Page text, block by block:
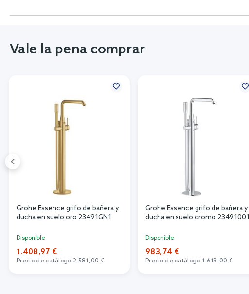
Vale la pena comprar
Grohe Essence grifo de bañera y
ducha en suelo oro 23491GN1
Disponible
1.408,97 €
Precio de catálogo:2.581,00 €
Grohe Essence grifo de bañera y
ducha en suelo cromo 23491001
Disponible
983,74 €
Precio de catálogo:1.613,00 €